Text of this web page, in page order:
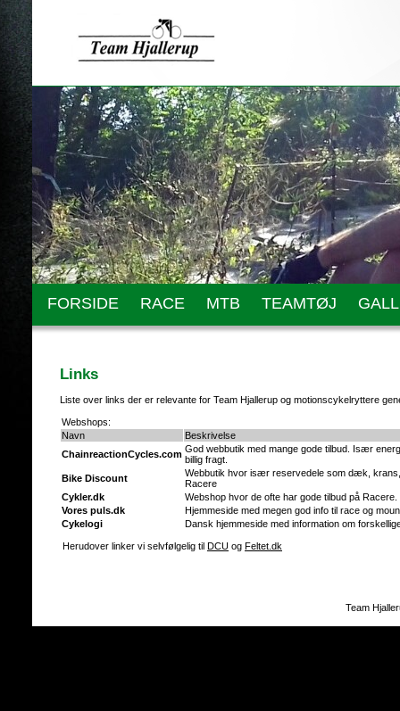
FORSIDE RACE MTB TEAMTØJ
Links
Liste over links der er relevante for Team Hjallerup og motionscykelryttere
Webshops:
Navn
Beskrivelse
ChainreactionCycles.com God webbutik med mange gode tilbud. Især
billig fragt.
Bike Discount
Webbutik hvor især reservedele som dæk,
Racere
Cykler.dk
Webshop hvor de ofte har gode tilbud på
Vores puls.dk
Hjemmeside med megen god info til race og
Cykelogi
Dansk hjemmeside med information om
Herudover linker vi selvfølgelig til DCU og Feltet.dk
Team